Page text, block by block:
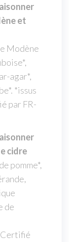
et
Modène
agar*,
*issus
par FR-
cidre
pomme*,
de
Certifié